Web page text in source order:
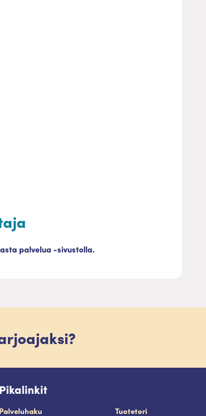
palvelua -sivustolla.
Pikalinkit
Palveluhaku Tuotetori